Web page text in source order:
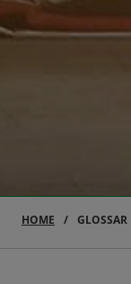
HOME GLOSSAR